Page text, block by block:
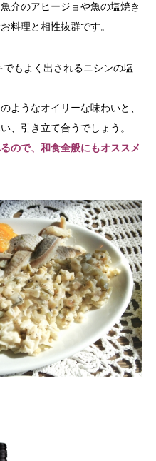
介のアヒージョや魚の塩焼き
料理と相性抜群です。
もよく出されるニシンの塩
ようなオイリーな味わいと、
、引き立て合うでしょう。
ので、和食全般にもオススメ